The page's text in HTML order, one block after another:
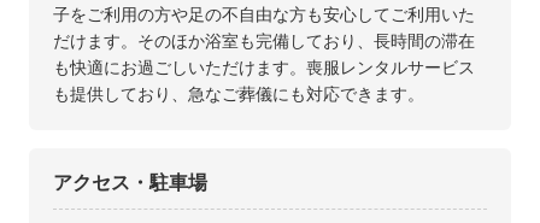
子をご利用の方や足の不自由な方も安心してご利用いた
だけます。そのほか浴室も完備しており、長時間の滞在
も快適にお過ごしいただけます。喪服レンタルサービス
も提供しており、急なご葬儀にも対応できます。
アクセス・駐車場